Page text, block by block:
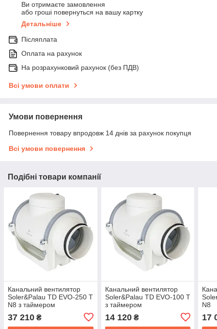
Ви отримаєте замовлення
або гроші повернуться на вашу картку
Детальніше
Післяплата
Оплата на рахунок
На розрахунковий рахунок (без ПДВ)
Всі умови оплати
Умови повернення
Повернення товару впродовж 14 днів за рахунок покупця
Всі умови повернення
Подібні товари компанії
Канальний вентилятор
Soler&Palau TD EVO-250 T
N8 з таймером
37 210 ₴
Канальний вентилятор
Soler&Palau TD EVO-100 T
з таймером
14 120₴
N8
17